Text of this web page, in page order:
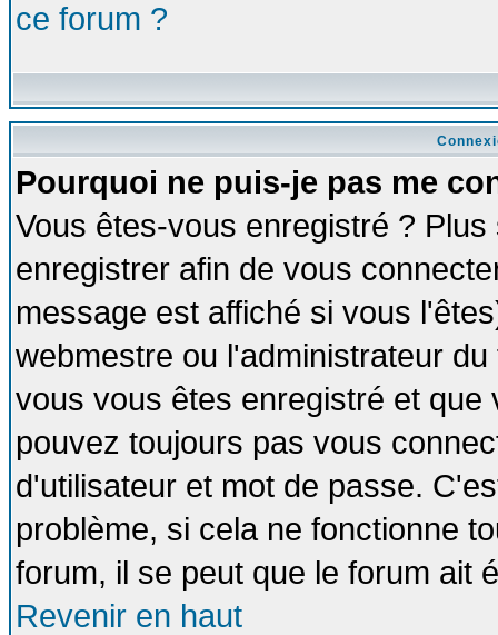
ce forum ?
Pourquoi ne puis-je pas me
Vous êtes-vous enregistré ?
enregistrer afin de vous
message est affiché si vous
webmestre ou l'administrateur
vous vous êtes enregistré et
pouvez toujours pas vous
d'utilisateur et mot de passe.
problème, si cela ne fonctionne
forum, il se peut que le forum ait
Revenir en haut